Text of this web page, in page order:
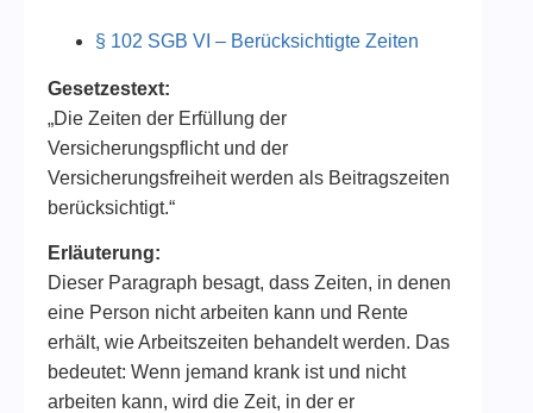
§ 102 SGB VI – Berücksichtigte Zeiten
Gesetzestext:
„Die Zeiten der Erfüllung der
Versicherungspflicht und der
Versicherungsfreiheit werden als Beitragszeiten
berücksichtigt.“
Erläuterung:
Dieser Paragraph besagt, dass Zeiten, in denen
eine Person nicht arbeiten kann und Rente
erhält, wie Arbeitszeiten behandelt werden. Das
bedeutet: Wenn jemand krank ist und nicht
arbeiten kann, wird die Zeit, in der er